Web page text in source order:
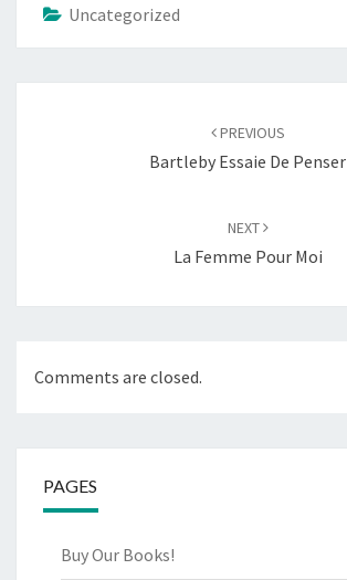
Uncategorized
PREVIOUS
Bartleby Essaie De Penser
NEXT
La Femme Pour Moi
Comments are closed.
PAGES
Buy Our Books!